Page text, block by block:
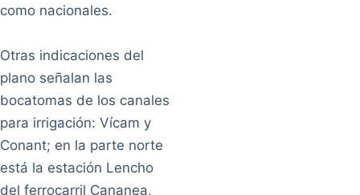
como nacionales.
Otras indicaciones del
plano señalan las
bocatomas de los canales
para irrigación: Vícam y
Conant; en la parte norte
está la estación Lencho
del ferrocarril Cananea,